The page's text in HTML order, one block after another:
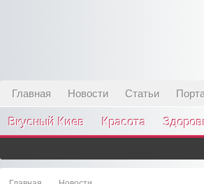
Главная Новости Статьи
Вкусный Киев Красота